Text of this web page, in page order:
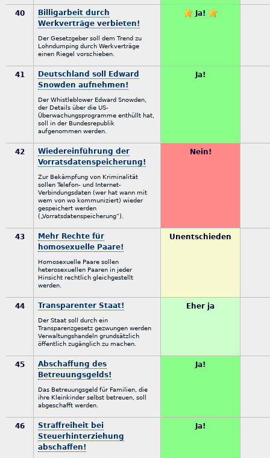
40
Billigarbeit durch
Werkverträge verbieten!
Der Gesetzgeber soll dem Trend zu
Lohndumping durch Werkverträge
einen Riegel vorschieben.
Ja!
41
Deutschland soll Edward
Snowden aufnehmen!
Der Whistleblower Edward Snowden,
der Details über die US-
Überwachungsprogramme enthüllt hat,
soll in der Bundesrepublik
aufgenommen werden.
Ja!
42
Wiedereinführung der
Vorratsdatenspeicherung!
Zur Bekämpfung von Kriminalität
sollen Telefon- und Internet-
Verbindungsdaten (wer hat wann mit
wem von wo kommuniziert) wieder
gespeichert werden
(„Vorratsdatenspeicherung“).
Nein!
43
Mehr Rechte für
homosexuelle Paare!
Homosexuelle Paare sollen
heterosexuellen Paaren in jeder
Hinsicht rechtlich gleichgestellt
werden.
Unentschieden
44 Transparenter Staat!
Der Staat soll durch ein
Transparenzgesetz gezwungen werden
Verwaltungshandeln grundsätzlich
öffentlich zugänglich zu machen.
Eher ja
45
Abschaffung des
Betreuungsgelds!
Das Betreuungsgeld für Familien, die
ihre Kleinkinder selbst betreuen, soll
abgeschafft werden.
Ja!
46
Straffreiheit bei
Steuerhinterziehung
abschaffen!
Ja!